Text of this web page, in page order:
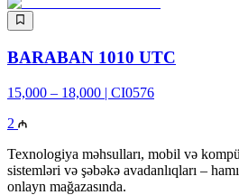
BARABAN 1010 UTC
15,000 – 18,000 | CI0576
2
Texnologiya məhsulları, mobil və
sistemləri və şəbəkə avadanlıqları –
onlayn mağazasında.